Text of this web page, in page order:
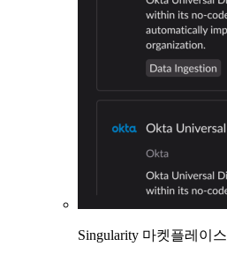
Singularity 마켓플레이스